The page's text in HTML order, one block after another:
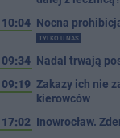
10:04 Nocna
TYLKO U NAS
09:34 Nadal trwają
09:19 Zakazy ich nie
kierowców
17:02 Inowrocław.